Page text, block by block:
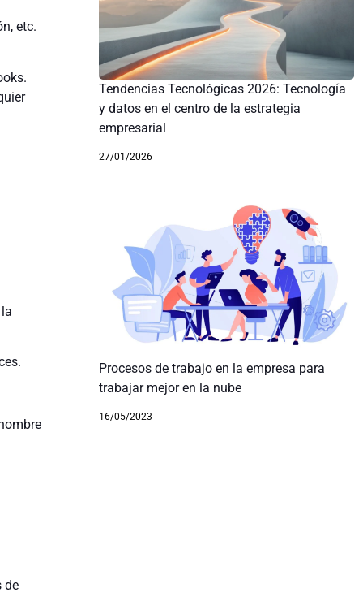
etc.
de
Tendencias Tecnológicas 2026: Tecnología
y datos en el centro de la estrategia
empresarial
27/01/2026
Procesos de trabajo en la empresa para
trabajar mejor en la nube
16/05/2023